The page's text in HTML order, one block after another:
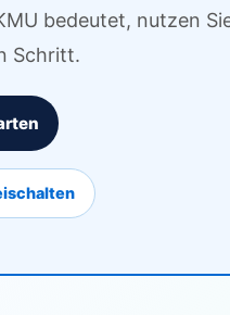
bedeutet, nutzen
Schritt.